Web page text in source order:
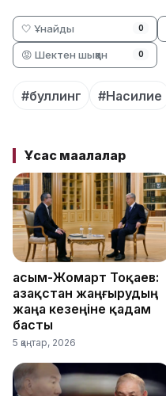
🤍 Ұнайды 0
😡 Шектен шыққан 0
#буллинг #Насилие
Ұқсас мақалалар
Қасым-Жомарт Тоқаев:
Қазақстан жаңғырудың
жаңа кезеңіне қадам
басты
5 қаңтар, 2026